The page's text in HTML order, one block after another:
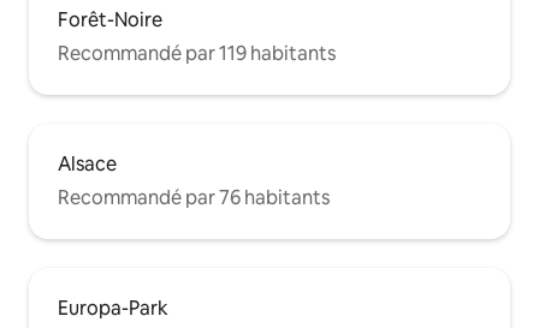
Forêt-Noire
Recommandé par 119 habitants
Alsace
Recommandé par 76 habitants
Europa-Park